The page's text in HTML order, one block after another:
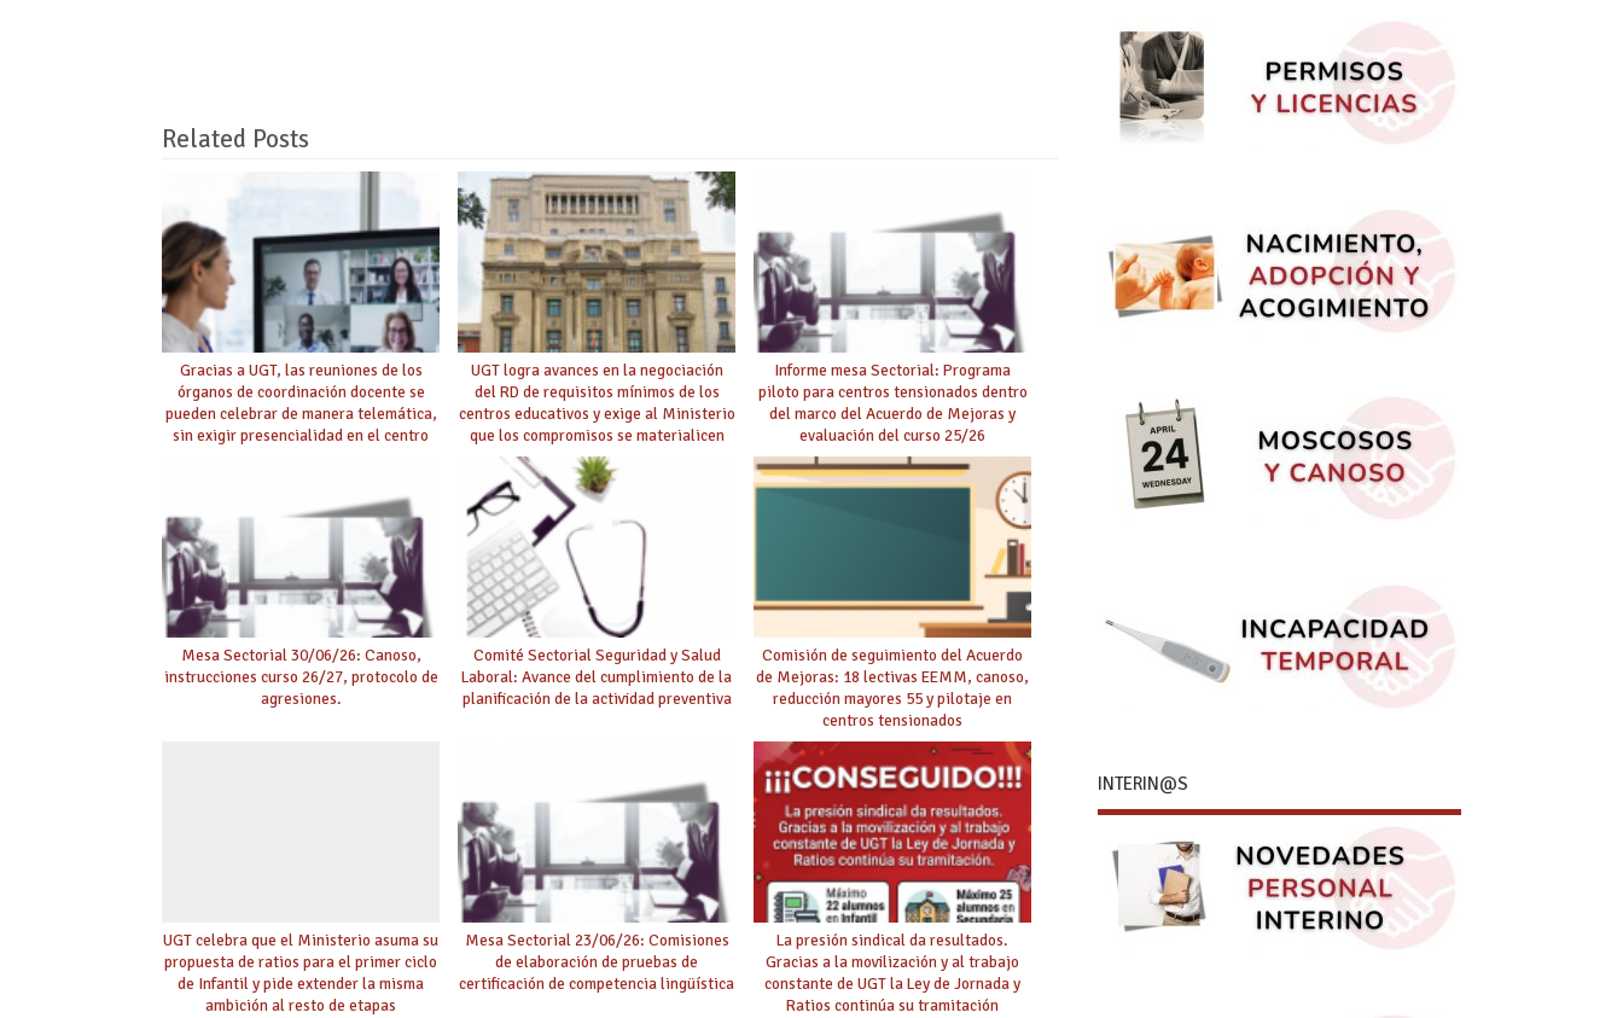
Related Posts
Gracias a UGT, las reuniones de los
órganos de coordinación docente se
pueden celebrar de manera telemática,
sin exigir presencialidad en el centro
UGT logra avances en la negociación
del RD de requisitos mínimos de los
centros educativos y exige al Ministerio
que los compromisos se materialicen
con la mayor agilidad posible
Informe mesa Sectorial: Programa
piloto para centros tensionados dentro
del marco del Acuerdo de Mejoras y
evaluación del curso 25/26
Mesa Sectorial 30/06/26: Canoso,
instrucciones curso 26/27, protocolo de
agresiones.
Comité Sectorial Seguridad y Salud
Laboral: Avance del cumplimiento de la
planificación de la actividad preventiva
Comisión de seguimiento del Acuerdo
de Mejoras: 18 lectivas EEMM, canoso,
reducción mayores 55 y pilotaje en
centros tensionados
UGT celebra que el Ministerio asuma su
propuesta de ratios para el primer ciclo
de Infantil y pide extender la misma
ambición al resto de etapas
Mesa Sectorial 23/06/26: Comisiones
de elaboración de pruebas de
certificación de competencia lingüística
La presión sindical da resultados.
Gracias a la movilización y al trabajo
constante de UGT la Ley de Jornada y
Ratios continúa su tramitación
INTERIN@S